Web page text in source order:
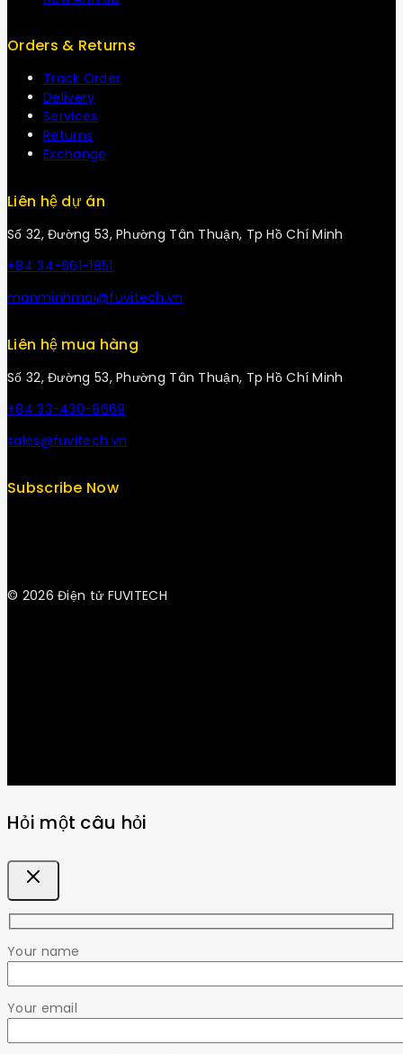
Orders & Returns
Track Order
Delivery
Services
Returns
Exchange
Liên hệ dự án
Số 32, Đường 53, Phường Tân Thuận, Tp Hồ Chí Minh
+84 34-661-1851
manminhmai@fuvitech.vn
Liên hệ mua hàng
Số 32, Đường 53, Phường Tân Thuận, Tp Hồ Chí Minh
+84 33-430-8669
sales@fuvitech.vn
Subscribe Now
© 2026 Điện tử FUVITECH
Hỏi một câu hỏi
Your name
Your email